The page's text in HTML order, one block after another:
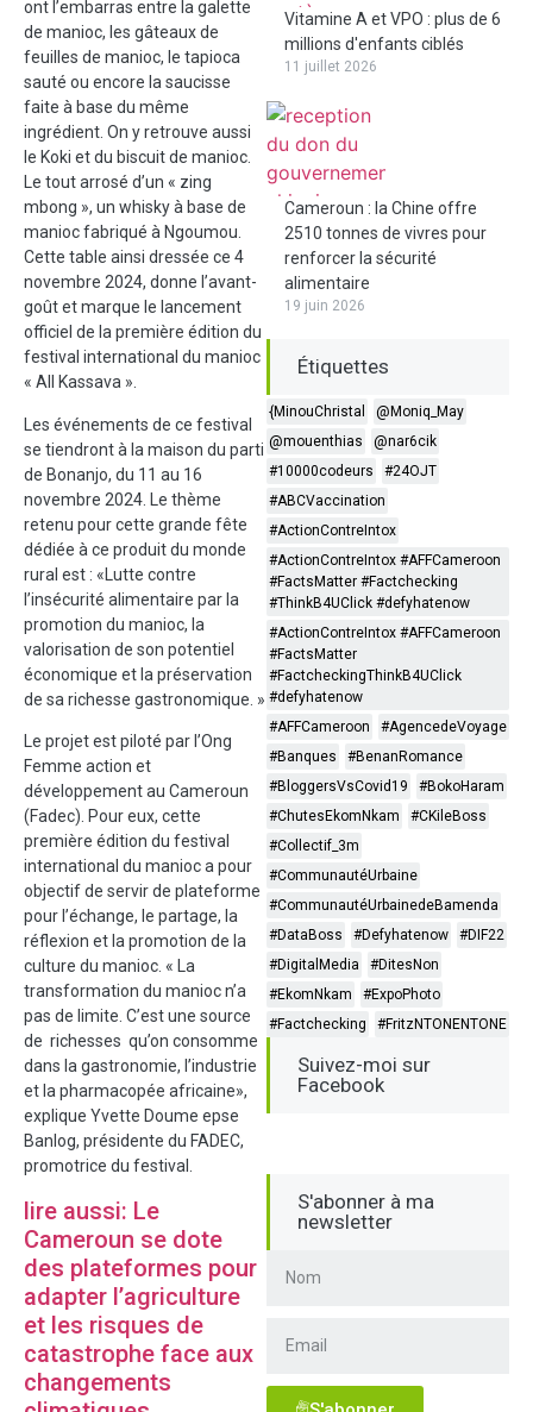
ont l’embarras entre la galette
de manioc, les gâteaux de
feuilles de manioc, le tapioca
sauté ou encore la saucisse
faite à base du même
ingrédient. On y retrouve aussi
le Koki et du biscuit de manioc.
Le tout arrosé d’un « zing
mbong », un whisky à base de
manioc fabriqué à Ngoumou.
Cette table ainsi dressée ce 4
novembre 2024, donne l’avant-
goût et marque le lancement
officiel de la première édition du
festival international du manioc
« All Kassava ».
Les événements de ce festival
se tiendront à la maison du parti
de Bonanjo, du 11 au 16
novembre 2024. Le thème
retenu pour cette grande fête
dédiée à ce produit du monde
rural est : «Lutte contre
l’insécurité alimentaire par la
promotion du manioc, la
valorisation de son potentiel
économique et la préservation
de sa richesse gastronomique. »
Le projet est piloté par l’Ong
Femme action et
développement au Cameroun
(Fadec). Pour eux, cette
première édition du festival
international du manioc a pour
objectif de servir de plateforme
pour l’échange, le partage, la
réflexion et la promotion de la
culture du manioc. « La
transformation du manioc n’a
pas de limite. C’est une source
de richesses qu’on consomme
dans la gastronomie, l’industrie
et la pharmacopée africaine»,
explique Yvette Doume epse
Banlog, présidente du FADEC,
promotrice du festival.
lire aussi: Le
Cameroun se dote
des plateformes pour
adapter l’agriculture
et les risques de
catastrophe face aux
changements
Vitamine A et VPO : plus de 6
millions d'enfants ciblés
11 juillet 2026
Cameroun : la Chine offre
2510 tonnes de vivres pour
renforcer la sécurité
alimentaire
19 juin 2026
Étiquettes
{MinouChristal
@Moniq_May
@mouenthias
@nar6cik
#10000codeurs
#24OJT
#ABCVaccination
#ActionContreIntox
#ActionContreIntox #AFFCameroon
#FactsMatter #Factchecking
#ThinkB4UClick #defyhatenow
#ActionContreIntox #AFFCameroon
#FactsMatter
#FactcheckingThinkB4UClick
#defyhatenow
#AFFCameroon
#AgencedeVoyage
#Banques
#BenanRomance
#BloggersVsCovid19
#BokoHaram
#ChutesEkomNkam
#CKileBoss
#Collectif_3m
#CommunautéUrbaine
#CommunautéUrbainedeBamenda
#DataBoss
#Defyhatenow
#DIF22
#DigitalMedia
#DitesNon
#EkomNkam
#ExpoPhoto
#Factchecking
#FritzNTONENTONE
Suivez-moi sur
Facebook
S'abonner à ma
newsletter